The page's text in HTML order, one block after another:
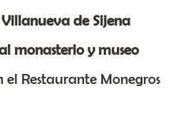
de Sijena
monasterio y museo
el Restaurante Monegros